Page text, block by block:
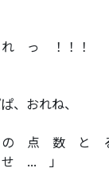
っ ！！！
、おれね、
数 と
... 」